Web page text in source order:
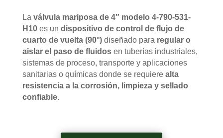
La válvula mariposa de 4″ modelo 4-790-531-
H10es un dispositivo de control de flujo de
cuarto de vuelta (90°)diseñado para regular o
aislar el paso de fluidosen tuberías industriales,
sistemas de proceso, transporte y aplicaciones
sanitarias o químicas donde se requiere alta
resistencia a la corrosión, limpieza y sellado
confiable.